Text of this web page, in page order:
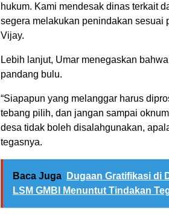
hukum. Kami mendesak dinas terkait
segera melakukan penindakan sesuai
Vijay.
Lebih lanjut, Umar menegaskan
pandang bulu.
“Siapapun yang melanggar harus
tebang pilih, dan jangan sampai
desa tidak boleh disalahgunakan,
tegasnya.
Baca Juga
Dugaan Gratifikasi di
LSM GMBI Menuntut Tindakan